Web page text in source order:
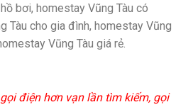
bơi, homestay Vũng Tàu có
Tàu cho gia đình, homestay Vũng
Vũng Tàu giá rẻ.
điện hơn vạn lần tìm kiếm, gọi